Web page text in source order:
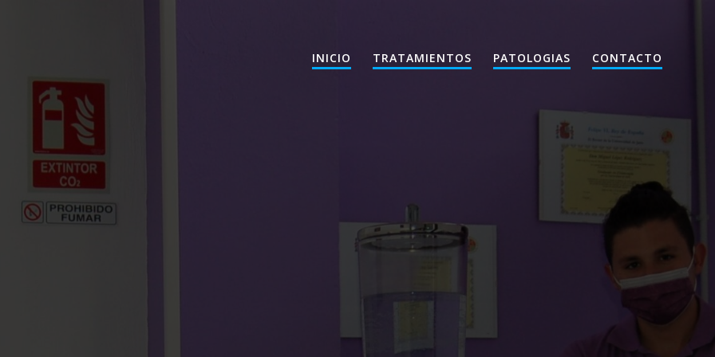
INICIO TRATAMIENTOS PATOLOGIAS CONTACTO